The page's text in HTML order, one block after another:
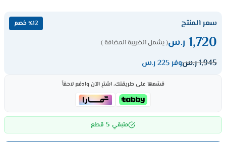
سعر المنتج ٪12 خصم
1,720 ر.س( يشمل الضريبة المضافة )
1,945ر.سوفر 225 ر.س
قسّمها على طريقتك، اشترِ الآن وادفع لاحقاً
متبقي 5 قطع